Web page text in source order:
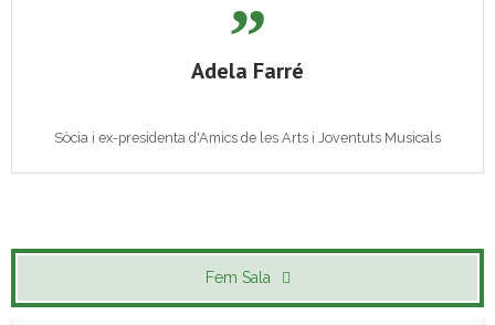
Adela Farré
Sòcia i ex-presidenta d'Amics de les Arts i Joventuts Musicals
Fem Sala